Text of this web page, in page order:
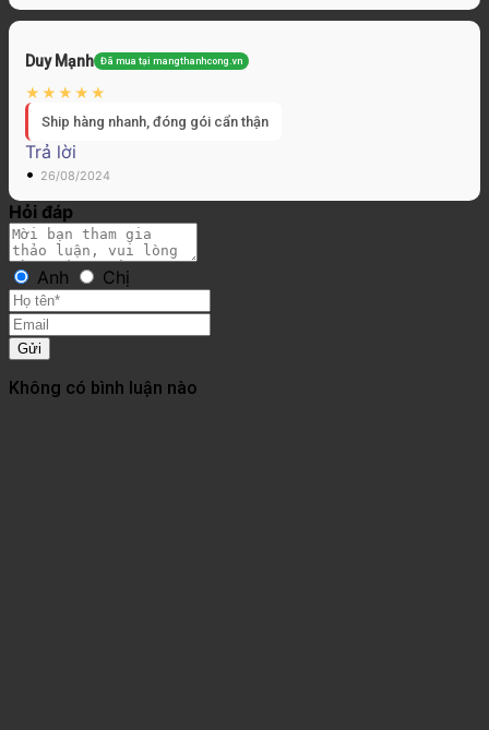
Duy Mạnh Đã mua tại mangthanhcong.vn
Ship hàng nhanh, đóng gói cẩn thận
Trả lời
• 26/08/2024
Hỏi đáp
Anh Chị
Gửi
Không có bình luận nào